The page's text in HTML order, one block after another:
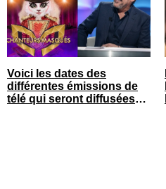
Voici les dates des
différentes émissions de
télé qui seront diffusées